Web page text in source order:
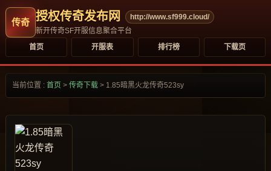
授权传奇发布网
http://www.sf999.cloud/
新开传奇SF开服信息聚合平台
首页
开服表 排行榜 下载页
当前位置 : 首页 > 传奇下载 > 1.85暗黑火龙传奇523sy